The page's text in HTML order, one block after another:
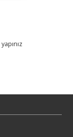
yapınız